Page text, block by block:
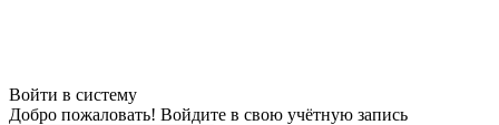
Войти в систему
Добро пожаловать! Войдите в свою учётную запись